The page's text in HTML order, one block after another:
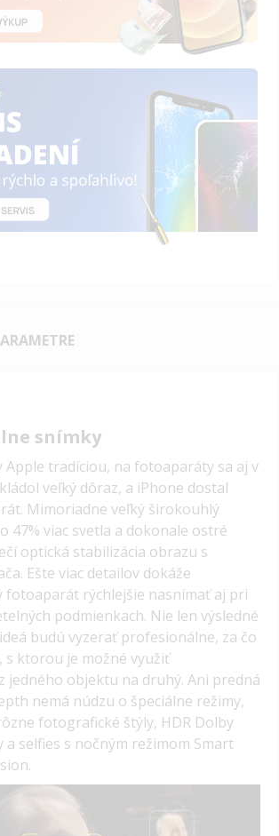
snímky
Apple tradíciou, na fotoaparáty sa aj v
veľký dôraz, a iPhone dostal
Mimoriadne veľký širokouhlý
47% viac svetla a dokonale ostré
optická stabilizácia obrazu s
Ešte viac detailov dokáže
rýchlejšie nasnímať aj pri
podmienkach. Nie len výsledné
budú vyzerať profesionálne, za čo
s ktorou je možné využiť
jedného objektu na druhý. Ani predná
nemá núdzu o špeciálne režimy,
fotografické štýly, HDR Dolby
selfies s nočným režimom Smart